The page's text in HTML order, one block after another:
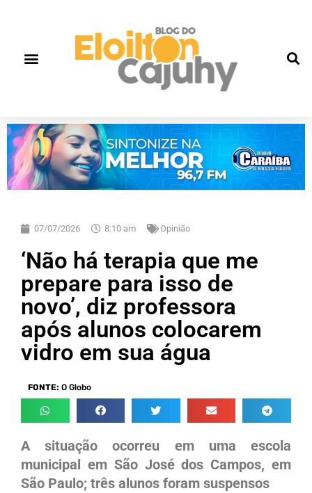
07/07/2026 8:10 am Opinião
‘Não há terapia que me
prepare para isso de
novo’, diz professora
após alunos colocarem
vidro em sua água
FONTE: O Globo
A situação ocorreu em uma escola
municipal em São José dos Campos, em
São Paulo; três alunos foram suspensos